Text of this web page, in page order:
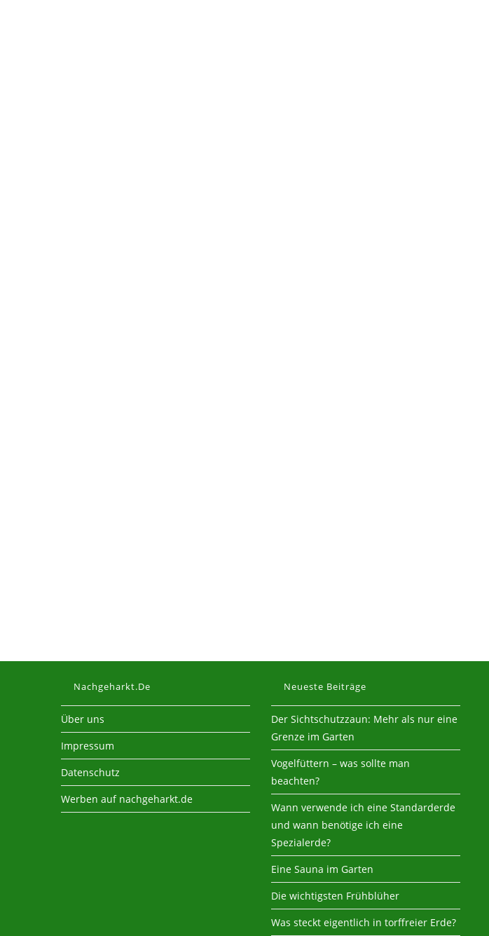
Nachgeharkt.de
Über uns
Impressum
Datenschutz
Werben auf nachgeharkt.de
Neueste Beiträge
Der Sichtschutzzaun: Mehr als nur eine
Grenze im Garten
Vogelfüttern – was sollte man
beachten?
Wann verwende ich eine Standarderde
und wann benötige ich eine
Spezialerde?
Eine Sauna im Garten
Die wichtigsten Frühblüher
Was steckt eigentlich in torffreier Erde?